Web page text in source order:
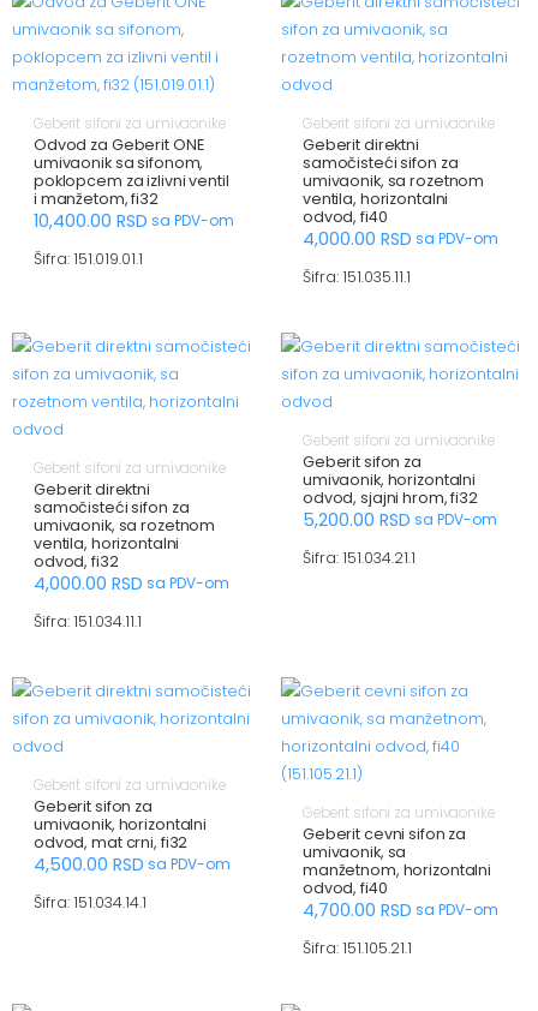
Geberit sifoni za umivaonike
Odvod za Geberit ONE
umivaonik sa sifonom,
poklopcem za izlivni ventil
i manžetom, fi32
10,400.00 RSD sa PDV-om
Šifra: 151.019.01.1
Geberit sifoni za umivaonike
Geberit direktni
samočisteći sifon za
umivaonik, sa rozetnom
ventila, horizontalni
odvod, fi40
4,000.00 RSD sa PDV-om
Šifra: 151.035.11.1
Geberit sifoni za umivaonike
Geberit direktni
samočisteći sifon za
umivaonik, sa rozetnom
ventila, horizontalni
odvod, fi32
4,000.00 RSD sa PDV-om
Šifra: 151.034.11.1
Geberit sifoni za umivaonike
Geberit sifon za
umivaonik, horizontalni
odvod, sjajni hrom, fi32
5,200.00 RSD sa PDV-om
Šifra: 151.034.21.1
Geberit sifoni za umivaonike
Geberit sifon za
umivaonik, horizontalni
odvod, mat crni, fi32
4,500.00 RSD sa PDV-om
Šifra: 151.034.14.1
Geberit sifoni za umivaonike
Geberit cevni sifon za
umivaonik, sa
manžetnom, horizontalni
odvod, fi40
4,700.00 RSD sa PDV-om
Šifra: 151.105.21.1